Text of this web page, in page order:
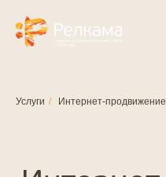
Услуги / Интернет-продвижение